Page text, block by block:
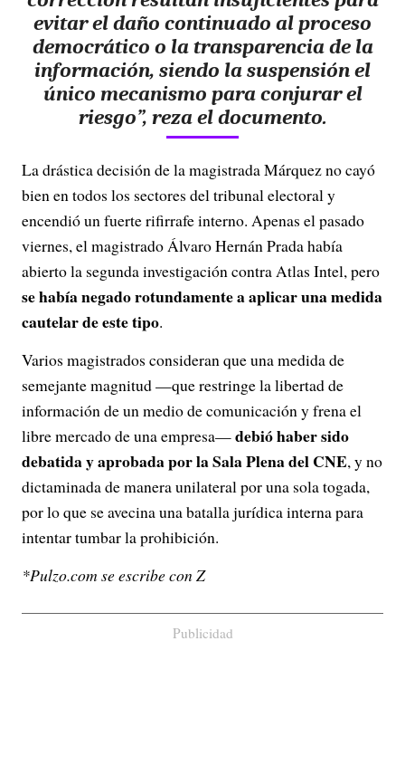
evitar el daño continuado al proceso
democrático o la transparencia de la
información, siendo la suspensión el
único mecanismo para conjurar el
riesgo”, reza el documento.
La drástica decisión de la magistrada Márquez no cayó
bien en todos los sectores del tribunal electoral y
encendió un fuerte rifirrafe interno. Apenas el pasado
viernes, el magistrado Álvaro Hernán Prada había
abierto la segunda investigación contra Atlas Intel, pero
se había negado rotundamente a aplicar una medida
cautelar de este tipo.
Varios magistrados consideran que una medida de
semejante magnitud —que restringe la libertad de
información de un medio de comunicación y frena el
libre mercado de una empresa—debió haber sido
debatida y aprobada por la Sala Plena del CNE, y no
dictaminada de manera unilateral por una sola togada,
por lo que se avecina una batalla jurídica interna para
intentar tumbar la prohibición.
*Pulzo.com se escribe con Z
Publicidad